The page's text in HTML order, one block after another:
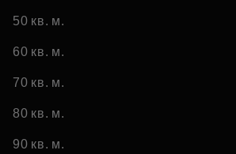
50 кв. м.
60 кв. м.
70 кв. м.
80 кв. м.
90 кв. м.